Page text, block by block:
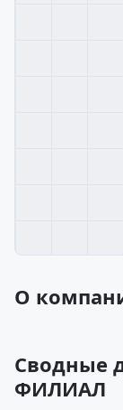
О
Сводные
ФИЛИАЛ